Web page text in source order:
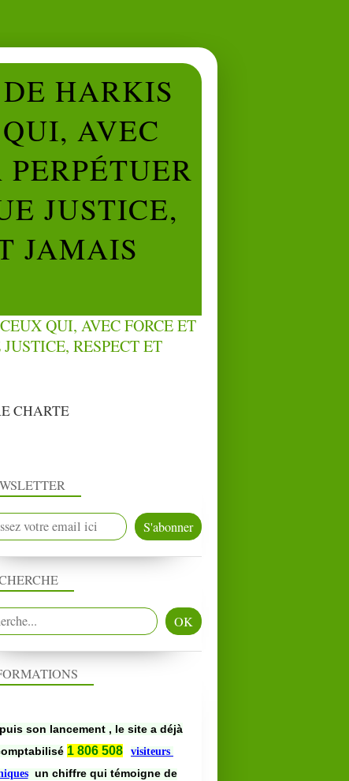
HARKIS
AVEC
JUSTICE,
JAMAIS
CHARTE
son lancement , le site a déjà
1 806 508
visiteurs
un chiffre qui témoigne de